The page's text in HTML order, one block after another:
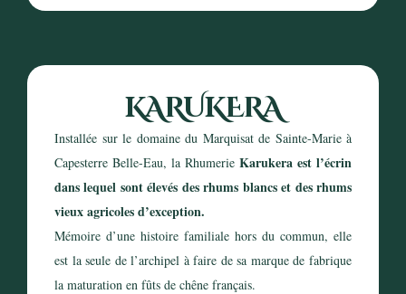
KARUKERA
Installée sur le domaine du Marquisat de Sainte-Marie à
Capesterre Belle-Eau, la Rhumerie Karukera est l’écrin
dans lequel sont élevés des rhums blancs et des rhums
vieux agricoles d’exception.
Mémoire d’une histoire familiale hors du commun, elle
est la seule de l’archipel à faire de sa marque de fabrique
la maturation en fûts de chêne français.